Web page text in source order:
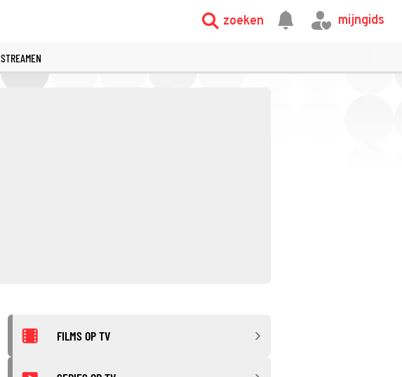
zoeken mijngids
STREAMEN
FILMS OP TV